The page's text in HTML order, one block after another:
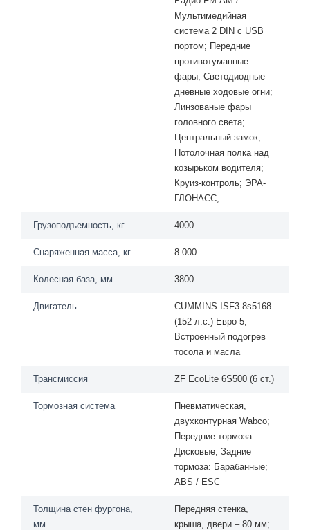
Мультимедийная
система 2 DIN с USВ
портом; Передние
противотуманные
фары; Светодиодные
дневные ходовые огни;
Линзованые фары
головного света;
Центральный замок;
Потолочная полка над
козырьком водителя;
Круиз-контроль; ЭРА-
ГЛОНАСС;
Грузоподъемность, кг 4000
Снаряженная масса, кг 8 000
Колесная база, мм 3800
Двигатель
CUMМINS ISF3.8s5168
(152 л.с.) Евро-5;
Встроенный подогрев
тосола и масла
Трансмиссия ZF EcoLitе 6S500 (6 cт.)
Тормозная система
Пневматическая,
двухконтурная Wаbсо;
Передние тормоза:
Дисковые; Задние
тормоза: Барабанные;
АВS / ЕSС
Толщина стен фургона,
мм
Передняя стенка,
крыша, двери – 80 мм;